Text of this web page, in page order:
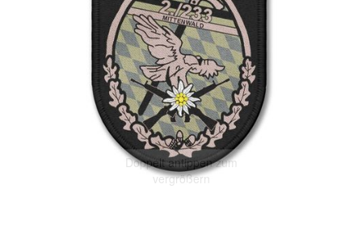
Doppelt antippen zum
vergrößern